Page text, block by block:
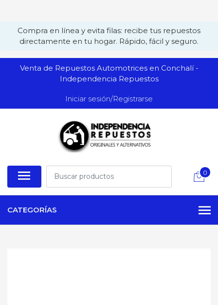
Compra en línea y evita filas: recibe tus repuestos
directamente en tu hogar. Rápido, fácil y seguro.
Venta de Repuestos Automotrices en Conchalí -
Independencia Repuestos
Iniciar sesión/Registrarse
0
CATEGORÍAS